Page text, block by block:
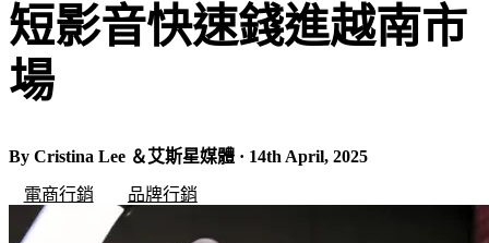
短影音快速錢進越南市
場
By Cristina Lee ＆艾斯星媒體 · 14th April, 2025
電商行銷 品牌行銷